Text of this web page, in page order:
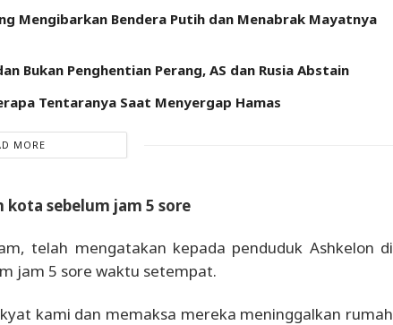
Mengibarkan Bendera Putih dan Menabrak Mayatnya
Bukan Penghentian Perang, AS dan Rusia Abstain
Tentaranya Saat Menyergap Hamas
MORE
sebelum jam 5 sore
telah mengatakan kepada penduduk Ashkelon di
jam 5 sore waktu setempat.
kami dan memaksa mereka meninggalkan rumah